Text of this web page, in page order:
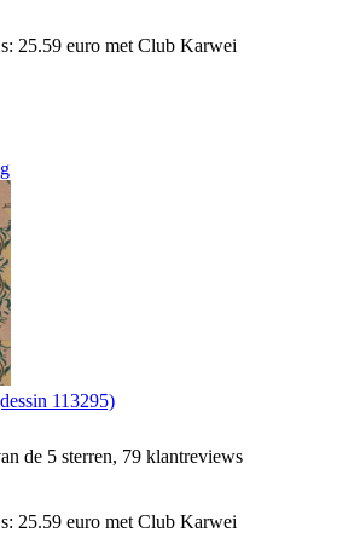
25.59 euro met Club Karwei
113295)
de 5 sterren, 79 klantreviews
25.59 euro met Club Karwei